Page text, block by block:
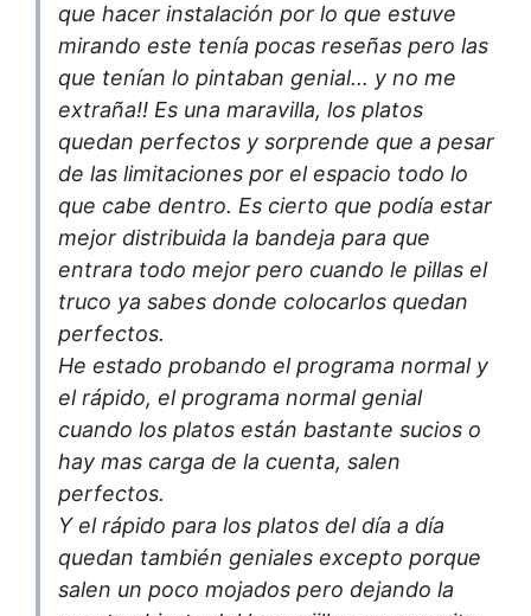
que hacer instalación por lo que estuve
mirando este tenía pocas reseñas pero las
que tenían lo pintaban genial… y no me
extraña!! Es una maravilla, los platos
quedan perfectos y sorprende que a pesar
de las limitaciones por el espacio todo lo
que cabe dentro. Es cierto que podía estar
mejor distribuida la bandeja para que
entrara todo mejor pero cuando le pillas el
truco ya sabes donde colocarlos quedan
perfectos.
He estado probando el programa normal y
el rápido, el programa normal genial
cuando los platos están bastante sucios o
hay mas carga de la cuenta, salen
perfectos.
Y el rápido para los platos del día a día
quedan también geniales excepto porque
salen un poco mojados pero dejando la